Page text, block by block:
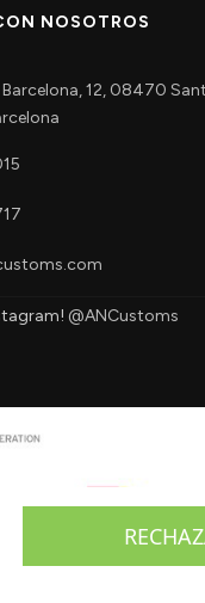
NOSOTROS
Barcelona, 12, 08470 Sant
@ANCustoms